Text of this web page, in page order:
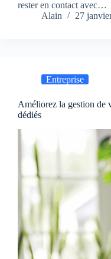
rester en contact avec…
Alain
27
Entreprise
Améliorez la gestion de
dédiés